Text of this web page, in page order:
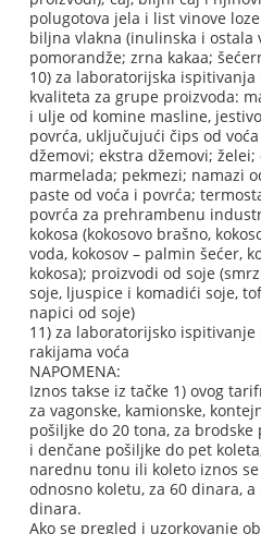
polugotova jela i list vinove
biljna vlakna (inulinska i ostala
pomorandže; zrna kakaa;
10) za laboratorijska
kvaliteta za grupe proizvoda:
i ulje od komine masline,
povrća, uključujući čips od
džemovi; ekstra džemovi; želei;
marmelada; pekmezi; namazi
paste od voća i povrća;
povrća za prehrambenu
kokosa (kokosovo brašno,
voda, kokosov – palmin šećer,
kokosa); proizvodi od soje
soje, ljuspice i komadići soje,
napici od soje)
11) za laboratorijsko
rakijama voća
NAPOMENA:
Iznos takse iz tačke 1) ovog
za vagonske, kamionske,
pošiljke do 20 tona, za brodske
i denčane pošiljke do pet
narednu tonu ili koleto iznos
odnosno koletu, za 60 dinara, a
dinara.
Ako se pregled i uzorkovanje